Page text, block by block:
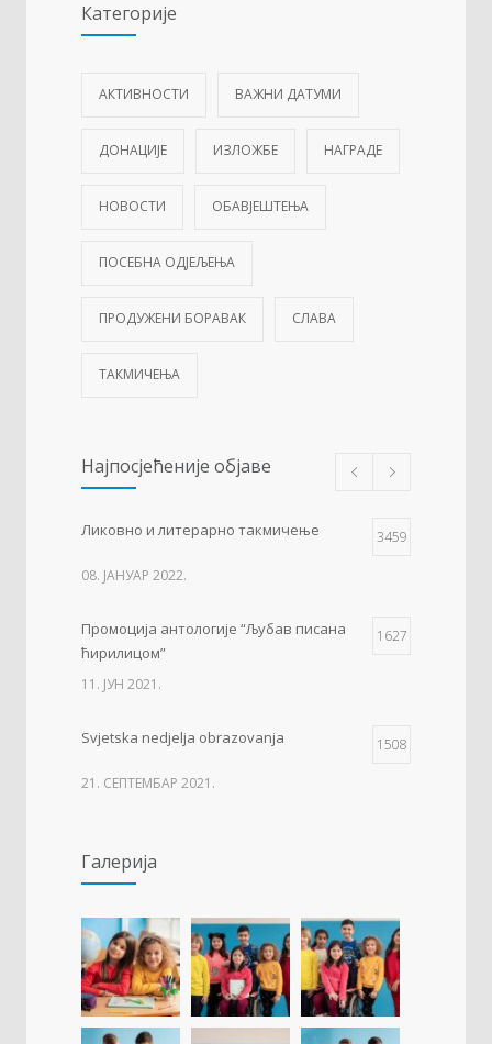
Категорије
АКТИВНОСТИ ВАЖНИ ДАТУМИ
ДОНАЦИЈЕ ИЗЛОЖБЕ НАГРАДЕ
НОВОСТИ ОБАВЈЕШТЕЊА
ПОСЕБНА ОДЈЕЉЕЊА
ПРОДУЖЕНИ БОРАВАК СЛАВА
ТАКМИЧЕЊА
Најпосјећеније објаве
Ликовно и литерарно такмичење 3459
08. ЈАНУАР 2022.
Промоција антологије “Љубав писана
ћирилицом”
1627
11. ЈУН 2021.
Svjetska nedjelja obrazovanja 1508
21. СЕПТЕМБАР 2021.
09. ОКТОБАР 2021.
Прва награда на понос Града Добоја 1424
22. МАРТ 2021.
Дан матерњег језика
Галерија